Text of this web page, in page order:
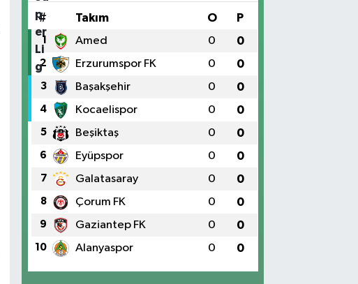
# Takım O P
1 Amed 0 0
2 Erzurumspor FK 0 0
3 Başakşehir 0 0
4 Kocaelispor 0 0
5 Beşiktaş 0 0
6 Eyüpspor 0 0
7 Galatasaray 0 0
8 Çorum FK 0 0
9 Gaziantep FK 0 0
10 Alanyaspor 0 0